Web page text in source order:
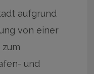
aufgrund
von einer
und